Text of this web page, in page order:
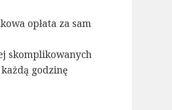
opłata za sam
skomplikowanych
godzinę